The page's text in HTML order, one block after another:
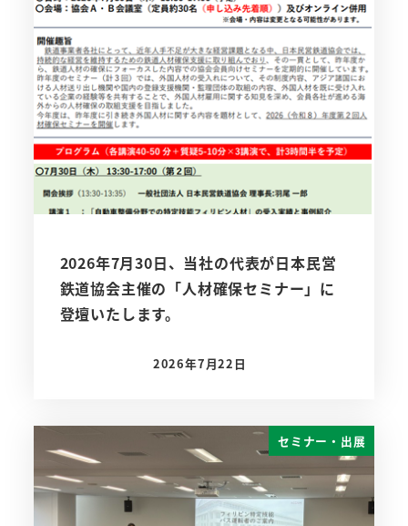
2026年7月30日、当社の代表が日本民営
鉄道協会主催の「人材確保セミナー」に
登壇いたします。
投稿日
2026年7月22日
セミナー・出展